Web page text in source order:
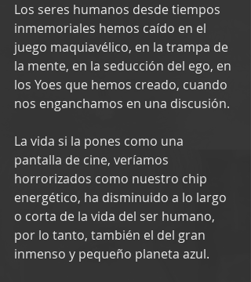
Los seres humanos desde tiempos
inmemoriales hemos caído en el
juego maquiavélico, en la trampa de
la mente, en la seducción del ego, en
los Yoes que hemos creado, cuando
nos enganchamos en una discusión.
La vida si la pones como una
pantalla de cine, veríamos
horrorizados como nuestro chip
energético, ha disminuido a lo largo
o corta de la vida del ser humano,
por lo tanto, también el del gran
inmenso y pequeño planeta azul.